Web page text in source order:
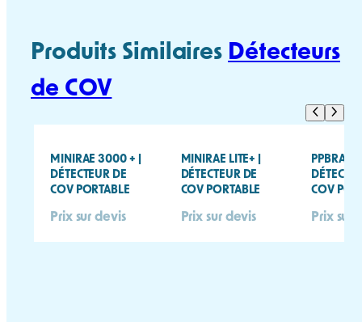
Produits Similaires Détecteurs
de COV
MINIRAE 3000 + |
DÉTECTEUR DE
COV PORTABLE
Prix sur devis
MINIRAE LITE+ |
DÉTECTEUR DE
COV PORTABLE
Prix sur devis
PPBRAE
COV
Prix sur